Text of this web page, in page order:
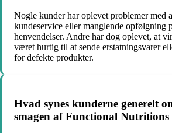
Nogle kunder har oplevet problemer med
kundeservice eller manglende opfølgning
henvendelser. Andre har dog oplevet, at
været hurtig til at sende erstatningsvarer
for defekte produkter.
Hvad synes kunderne generelt
smagen af Functional